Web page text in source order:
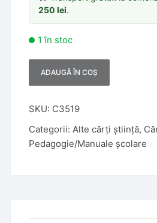
250lei.
1 în stoc
ADAUGĂ ÎN COȘ
t
SKU: C3519
Categorii:Alte cărți știință,
Pedagogie/Manuale școlare